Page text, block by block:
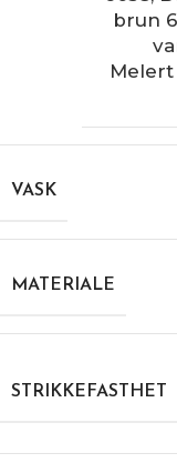
brun
Melert
VASK
MATERIALE
STRIKKEFASTHET